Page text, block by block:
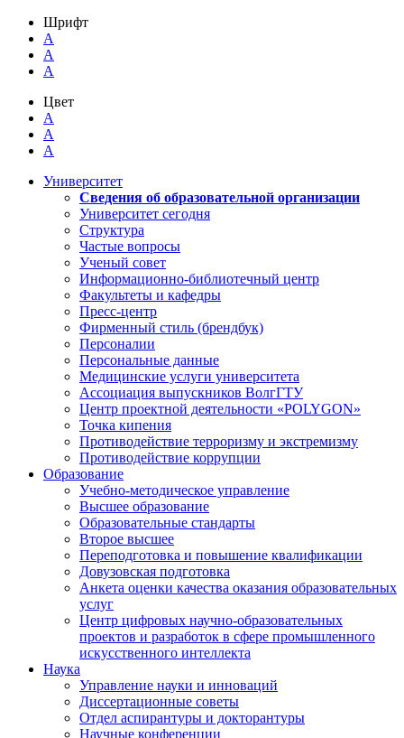
Шрифт
A
A
A
Цвет
A
A
A
Университет
Сведения об образовательной организации
Университет сегодня
Структура
Частые вопросы
Ученый совет
Информационно-библиотечный центр
Факультеты и кафедры
Пресс-центр
Фирменный стиль (брендбук)
Персоналии
Персональные данные
Медицинские услуги университета
Ассоциация выпускников ВолгГТУ
Центр проектной деятельности «POLYGON»
Точка кипения
Противодействие терроризму и экстремизму
Противодействие коррупции
Образование
Учебно-методическое управление
Высшее образование
Образовательные стандарты
Второе высшее
Переподготовка и повышение квалификации
Довузовская подготовка
Анкета оценки качества оказания образовательных
услуг
Центр цифровых научно-образовательных
проектов и разработок в сфере промышленного
искусственного интеллекта
Наука
Управление науки и инноваций
Диссертационные советы
Отдел аспирантуры и докторантуры
Научные конференции